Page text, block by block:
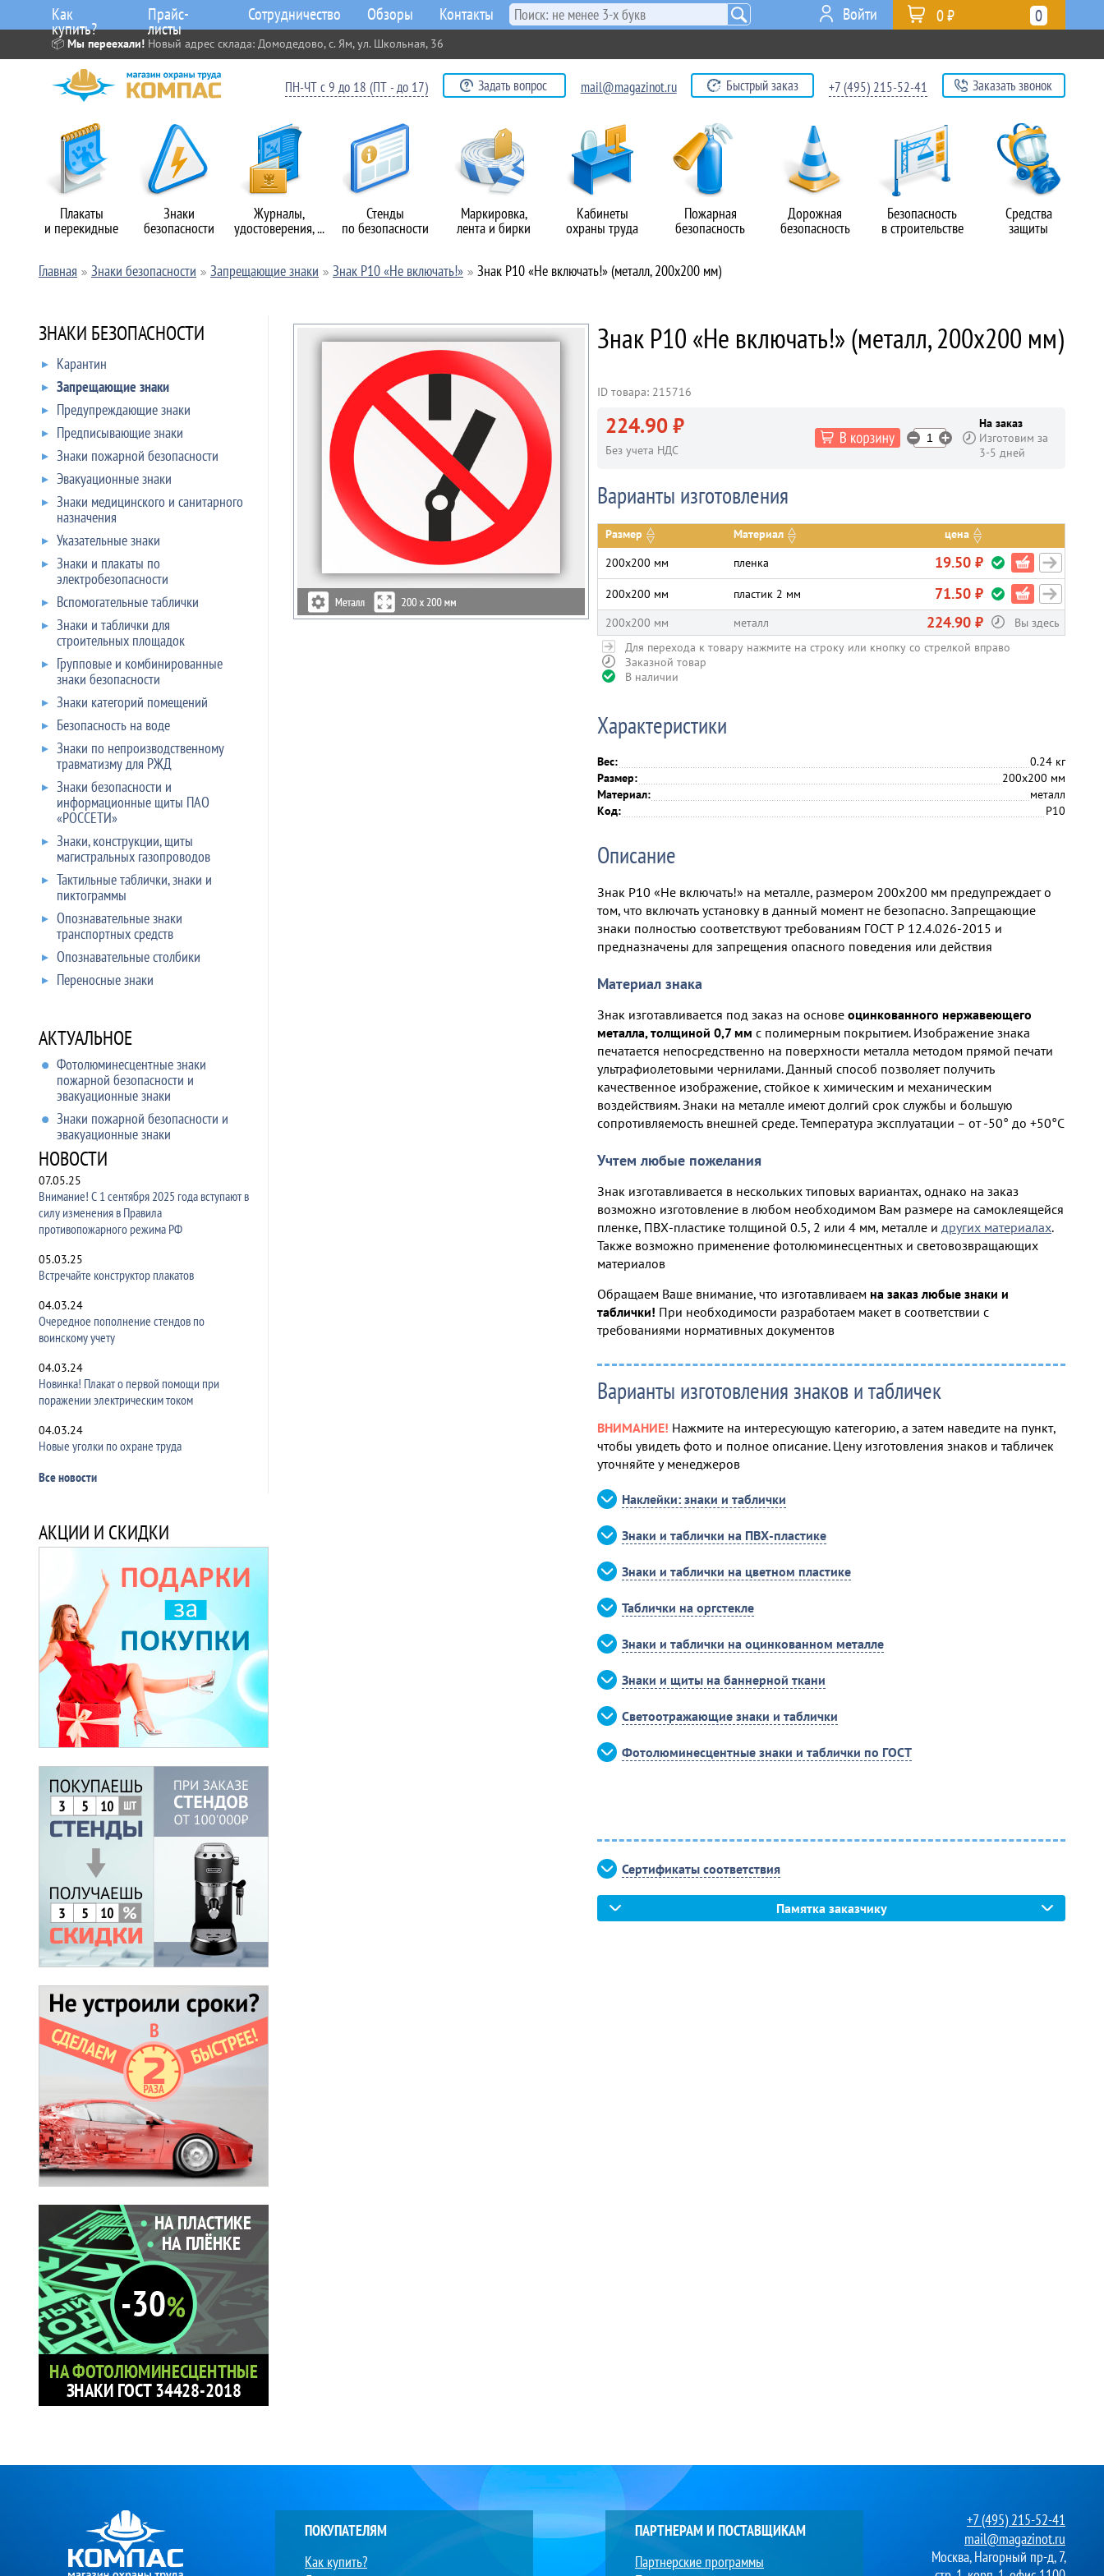
📦 Мы переехали! Новый адрес склада: Домодедово, с. Ям, ул. Школьная, 36
Плакаты
и перекидные
Знаки
безопасности
Журналы,
удостоверения, ...
Стенды
по безопасности
Маркировка,
лента и бирки
Кабинеты
охраны труда
Пожарная
безопасность
Дорожная
безопасность
Безопасность
в строительстве
Средства
защиты
Как
купить?
Прайс-
листы
Сотрудничество Обзоры Контакты 0
0 ₽
Войти
ПН-ЧТ с 9 до 18 (ПТ - до 17) Задать вопрос mail@magazinot.ru Быстрый заказ +7 (495) 215-52-41 Заказать звонок
Главная Знаки безопасности Запрещающие знаки Знак P10 «Не включать!» Знак P10 «Не включать!» (металл, 200х200 мм)
ЗНАКИ БЕЗОПАСНОСТИ
Карантин
Запрещающие знаки
Предупреждающие знаки
Предписывающие знаки
Знаки пожарной безопасности
Эвакуационные знаки
Знаки медицинского и санитарного
назначения
Указательные знаки
Знаки и плакаты по
электробезопасности
Вспомогательные таблички
Знаки и таблички для
строительных площадок
Групповые и комбинированные
знаки безопасности
Знаки категорий помещений
Безопасность на воде
Знаки по непроизводственному
травматизму для РЖД
Знаки безопасности и
информационные щиты ПАО
«РОССЕТИ»
Знаки, конструкции, щиты
магистральных газопроводов
Тактильные таблички, знаки и
пиктограммы
Опознавательные знаки
транспортных средств
Опознавательные столбики
Переносные знаки
АКТУАЛЬНОЕ
Фотолюминесцентные знаки
пожарной безопасности и
эвакуационные знаки
Знаки пожарной безопасности и
эвакуационные знаки
НОВОСТИ
07.05.25
Внимание! С 1 сентября 2025 года вступают в
силу изменения в Правила
противопожарного режима РФ
05.03.25
Встречайте конструктор плакатов
04.03.24
Очередное пополнение стендов по
воинскому учету
04.03.24
Новинка! Плакат о первой помощи при
поражении электрическим током
04.03.24
Новые уголки по охране труда
Все новости
АКЦИИ И СКИДКИ
Знак P10 «Не включать!» (металл, 200х200 мм)
ID товара: 215716
224.90 ₽
Без учета НДС
На заказ
Изготовим за
3-5 дней
Варианты изготовления
Размер Материал
цена
200х200 мм
пленка 19.50 ₽
200х200 мм пластик 2 мм 71.50 ₽
200х200 мм металл 224.90 ₽
Вы здесь
Для перехода к товару нажмите на строку или кнопку со стрелкой вправо
Заказной товар
В наличии
Характеристики
Вес:
0.24 кг
Размер:
200х200 мм
Материал:
металл
Код:
P10
Описание
Знак P10 «Не включать!» на металле, размером 200х200 мм предупреждает о
том, что включать установку в данный момент не безопасно. Запрещающие
знаки полностью соответствуют требованиям ГОСТ Р 12.4.026-2015 и
предназначены для запрещения опасного поведения или действия
Материал знака
Знак изготавливается под заказ на основе оцинкованного нержавеющего
металла, толщиной 0,7 мм с полимерным покрытием. Изображение знака
печатается непосредственно на поверхности металла методом прямой печати
ультрафиолетовыми чернилами. Данный способ позволяет получить
качественное изображение, стойкое к химическим и механическим
воздействиям. Знаки на металле имеют долгий срок службы и большую
сопротивляемость внешней среде. Температура эксплуатации – от -50° до +50°С
Учтем любые пожелания
Знак изготавливается в нескольких типовых вариантах, однако на заказ
возможно изготовление в любом необходимом Вам размере на самоклеящейся
пленке, ПВХ-пластике толщиной 0.5, 2 или 4 мм, металле и других материалах.
Также возможно применение фотолюминесцентных и световозвращающих
материалов
Обращаем Ваше внимание, что изготавливаем на заказ любые знаки и
таблички! При необходимости разработаем макет в соответствии с
требованиями нормативных документов
Варианты изготовления знаков и табличек
ВНИМАНИЕ! Нажмите на интересующую категорию, а затем наведите на пункт,
чтобы увидеть фото и полное описание. Цену изготовления знаков и табличек
уточняйте у менеджеров
Наклейки: знаки и таблички
Знаки и таблички на ПВХ-пластике
Знаки и таблички на цветном пластике
Таблички на оргстекле
Знаки и таблички на оцинкованном металле
Знаки и щиты на баннерной ткани
Светоотражающие знаки и таблички
Фотолюминесцентные знаки и таблички по ГОСТ
Сертификаты соответствия
Памятка заказчику
ПОКУПАТЕЛЯМ
Как купить?
ПАРТНЕРАМ И ПОСТАВЩИКАМ
Партнерские программы
+7 (495) 215-52-41
mail@magazinot.ru
Москва, Нагорный пр-д, 7,